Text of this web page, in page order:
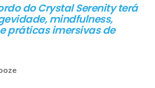
do Crystal Serenity terá
mindfulness,
práticas imersivas de